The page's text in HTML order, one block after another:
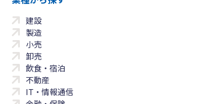
建設
製造
小売
卸売
飲食・宿泊
不動産
IT・情報通信